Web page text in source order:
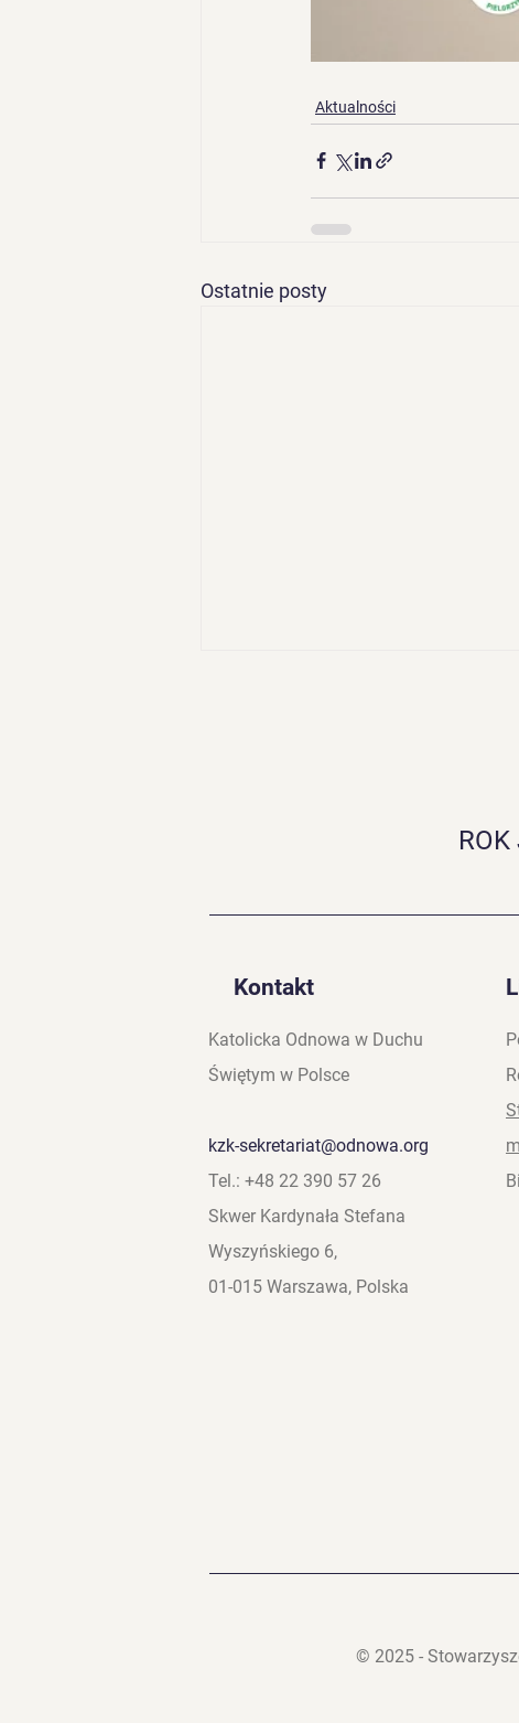
Aktualności
Ostatnie posty
Kontakt
Katolicka Odnowa w Duchu
Świętym w Polsce
kzk-sekretariat@odnowa.org
Tel.: +48 22 390 57 26
Skwer Kardynała Stefana
Wyszyńskiego 6,
01-015 Warszawa, Polska
© 2025 -